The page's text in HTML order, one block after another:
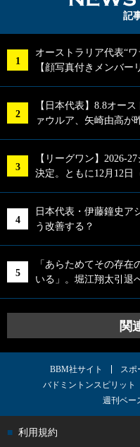
記
オーストラリア代表“
【顔写真付きメンバー
【日本代表】8.8オー
ァウルア、矢崎由高が
【リーグワン】2026-
決定。ともに12月12日
日本代表・伊藤鐘史ア
う改善する？
「あらためてその存
いる」。堀江翔太引退
関
BBM社サイト スポ
バドミントンスピリット
週刊ベー
利用規約